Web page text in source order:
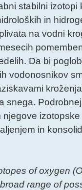
stabilni
in
na vodni
Da bi
vodonosnikov
snega.
njegove
in
of oxygen
range of